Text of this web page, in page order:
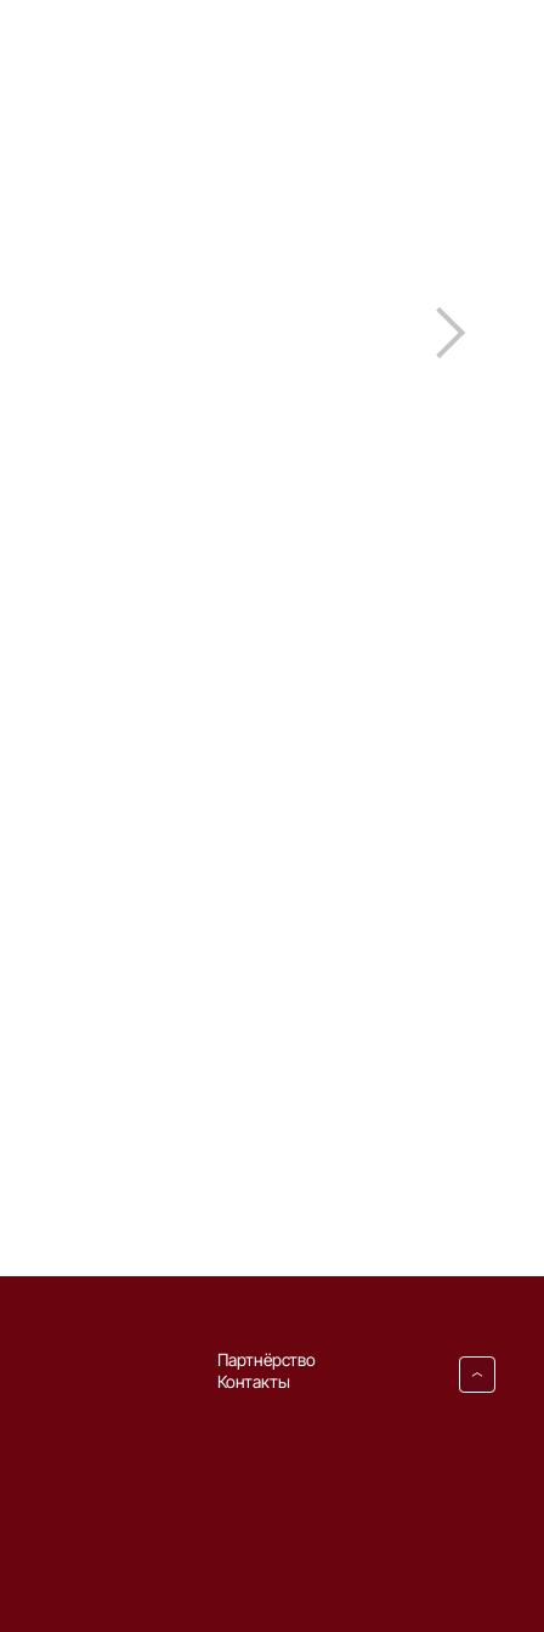
Партнёрство
Контакты